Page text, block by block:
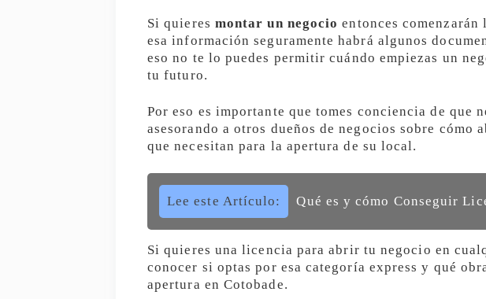
Si quieres montar un negocio entonces
esa información seguramente habrá algunos
eso no te lo puedes permitir cuándo empiezas un
tu futuro.
Por eso es importante que tomes conciencia de que
asesorando a otros dueños de negocios sobre
que necesitan para la apertura de su local.
Lee este Artículo: Qué es y cómo Conseguir
Si quieres una licencia para abrir tu negocio en
conocer si optas por esa categoría express y qué
apertura en Cotobade.